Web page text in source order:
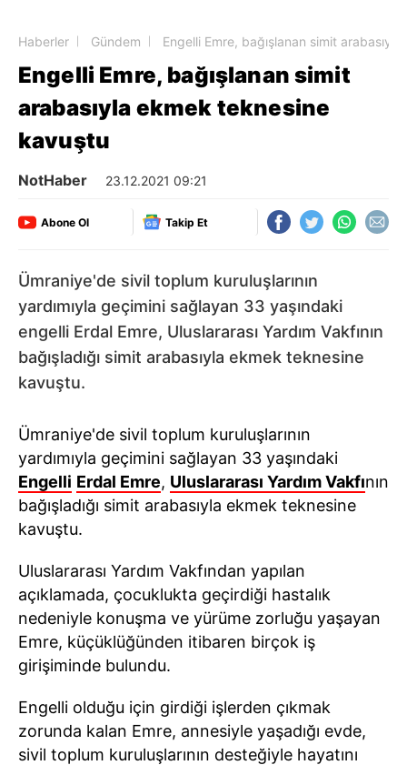
Haberler Gündem Engelli Emre, bağışlanan simit
Engelli Emre, bağışlanan simit
arabasıyla ekmek teknesine
kavuştu
NotHaber 23.12.2021 09:21
Abone Ol Takip Et
Ümraniye'de sivil toplum kuruluşlarının
yardımıyla geçimini sağlayan 33 yaşındaki
engelli Erdal Emre, Uluslararası Yardım Vakfının
bağışladığı simit arabasıyla ekmek teknesine
kavuştu.
Ümraniye'de sivil toplum kuruluşlarının
yardımıyla geçimini sağlayan 33 yaşındaki
Engelli Erdal Emre, Uluslararası Yardım Vakfının
bağışladığı simit arabasıyla ekmek teknesine
kavuştu.
Uluslararası Yardım Vakfından yapılan
açıklamada, çocuklukta geçirdiği hastalık
nedeniyle konuşma ve yürüme zorluğu yaşayan
Emre, küçüklüğünden itibaren birçok iş
girişiminde bulundu.
Engelli olduğu için girdiği işlerden çıkmak
zorunda kalan Emre, annesiyle yaşadığı evde,
sivil toplum kuruluşlarının desteğiyle hayatını